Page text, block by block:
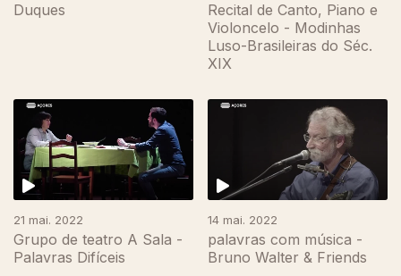
Duques
Recital de Canto, Piano e
Violoncelo - Modinhas
Luso-Brasileiras do Séc.
XIX
21 mai. 2022
Grupo de teatro A Sala -
Palavras Difíceis
14 mai. 2022
palavras com música -
Bruno Walter & Friends
617317